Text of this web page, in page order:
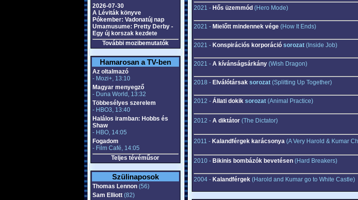
2026-07-30
A Léviták könyve
Pókember: Vadonatúj nap
Umamusume: Pretty Derby -
Egy új korszak kezdete
További mozibemutatók
Hamarosan a TV-ben
Az oltalmazó
- Mozi+, 13:10
Magyar menyegző
- Duna World, 13:32
Többesélyes szerelem
- HBO3, 13:40
Halálos iramban: Hobbs és
Shaw
- HBO, 14:05
Fogadom
- Film Café, 14:05
Teljes tévéműsor
Szülinaposok
Thomas Lennon(56)
Sam Elliott(82)
2021 - Hős üzemmód (Hero Mode)
2021 - Mielőtt mindennek vége(How It Ends)
2021 - Konspirációs korporáció sorozat(Inside Job)
2021 - A kívánságsárkány(Wish Dragon)
2018 - Elválótársak sorozat(Splitting Up Together)
2012 - Állati dokik sorozat(Animal Practice)
2012 - A diktátor(The Dictator)
2011 - Kalandférgek karácsonya(A Very Harold & Kumar
2010 - Bikinis bombázók bevetésen(Hard Breakers)
2004 - Kalandférgek(Harold and Kumar go to White Castle)